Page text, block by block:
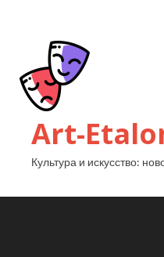
Art-
Культура и искусство: